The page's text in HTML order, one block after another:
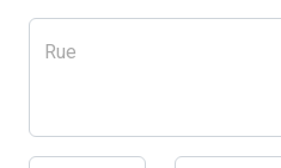
Rue